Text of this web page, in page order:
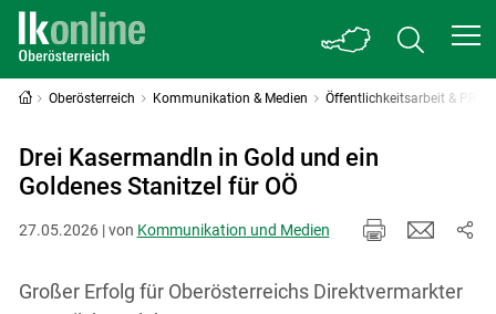
Oberösterreich Kommunikation & Medien Öffentlichkeitsarbeit & PR
Drei Kasermandln in Gold und ein
Goldenes Stanitzel für OÖ
27.05.2026 | von Kommunikation und Medien
Großer Erfolg für Oberösterreichs Direktvermarkter